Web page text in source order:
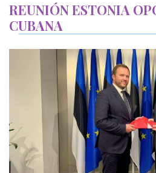
REUNIÓN ESTONIA
CUBANA